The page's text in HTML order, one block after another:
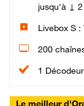
jusqu'à ↓
Livebox S :
200
1
Le meilleur